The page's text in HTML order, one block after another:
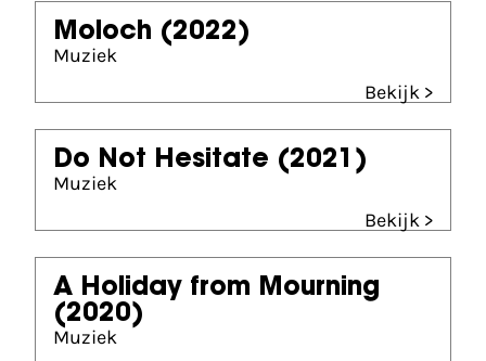
Moloch (2022)
Muziek
Bekijk >
Do Not Hesitate (2021)
Muziek
Bekijk >
A Holiday from Mourning
(2020)
Muziek